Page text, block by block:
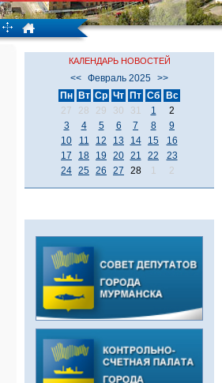
КАЛЕНДАРЬ НОВОСТЕЙ
<< Февраль 2025
>>
Пн
Вт Ср Чт Пт Сб
Вс
27
28 29 30 31 1
2
3
4 5 6 7 8
9
10
11 12 13 14 15
16
17
18 19 20 21 22
23
24 25 26 27 28 1 2